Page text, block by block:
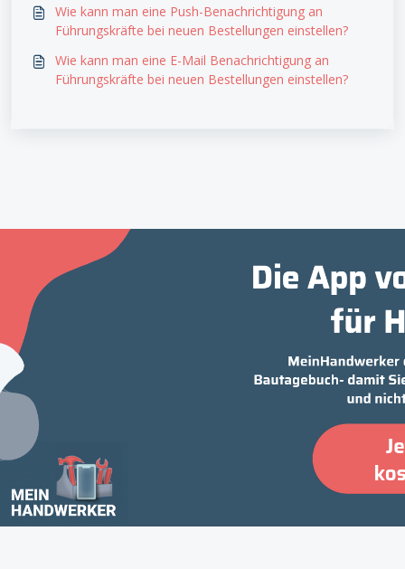
Wie kann man eine Push-Benachrichtigung an
Führungskräfte bei neuen Bestellungen einstellen?
Wie kann man eine E-Mail Benachrichtigung an
Führungskräfte bei neuen Bestellungen einstellen?